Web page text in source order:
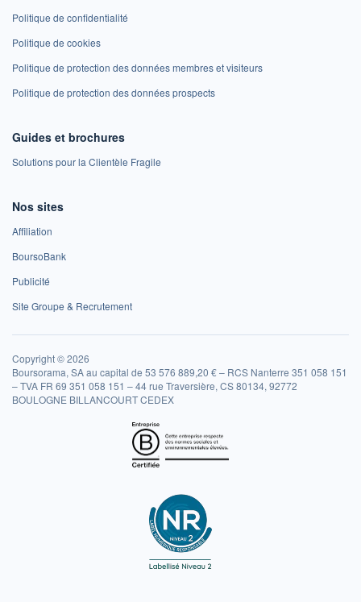
Politique de confidentialité
Politique de cookies
Politique de protection des données membres et visiteurs
Politique de protection des données prospects
Guides et brochures
Solutions pour la Clientèle Fragile
Nos sites
Affiliation
BoursoBank
Publicité
Site Groupe & Recrutement
Copyright © 2026
Boursorama, SA au capital de 53 576 889,20 € – RCS Nanterre 351 058 151
– TVA FR 69 351 058 151 – 44 rue Traversière, CS 80134, 92772
BOULOGNE BILLANCOURT CEDEX